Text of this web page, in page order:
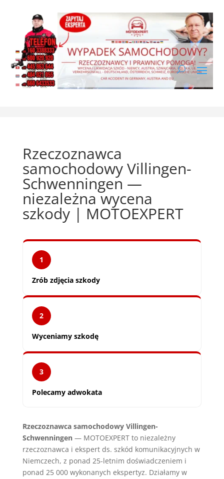
Rzeczoznawca
samochodowy Villingen-
Schwenningen —
niezależna wycena
szkody | MOTOEXPERT
1
Zrób zdjęcia szkody
2
Wyceniamy szkodę
3
Polecamy adwokata
Rzeczoznawca samochodowy Villingen-
Schwenningen— MOTOEXPERT to niezależny
rzeczoznawca i ekspert ds. szkód komunikacyjnych w
Niemczech, z ponad 25-letnim doświadczeniem i
ponad 25 000 wykonanych ekspertyz. Działamy w